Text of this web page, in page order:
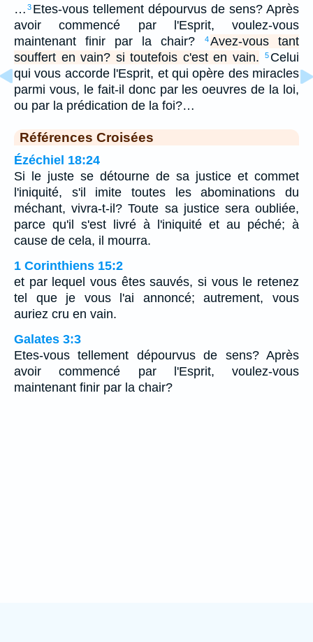
… 3 Etes-vous tellement dépourvus de sens? Après
avoir commencé par l'Esprit, voulez-vous
maintenant finir par la chair?
4Avez-vous tant
souffert en vain? si toutefois c'est en vain.
5 Celui
qui vous accorde l'Esprit, et qui opère des miracles
parmi vous, le fait-il donc par les oeuvres de la loi,
ou par la prédication de la foi?…
Références Croisées
Ézéchiel 18:24
Si le juste se détourne de sa justice et commet
l'iniquité, s'il imite toutes les abominations du
méchant, vivra-t-il? Toute sa justice sera oubliée,
parce qu'il s'est livré à l'iniquité et au péché; à
cause de cela, il mourra.
1 Corinthiens 15:2
et par lequel vous êtes sauvés, si vous le retenez
tel que je vous l'ai annoncé; autrement, vous
auriez cru en vain.
Galates 3:3
Etes-vous tellement dépourvus de sens? Après
avoir commencé par l'Esprit, voulez-vous
maintenant finir par la chair?